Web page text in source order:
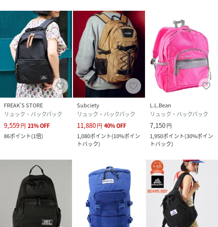
FREAK’S STORE
リュック・バックパック
9,559円 21%OFF
86ポイント(1倍)
Subciety
リュック・バックパック
11,880円 40%OFF
1,080ポイント(10%ポイン
トバック)
L.L.Bean
リュック・バックパック
7,150円
1,950ポイント(30%ポイン
トバック)